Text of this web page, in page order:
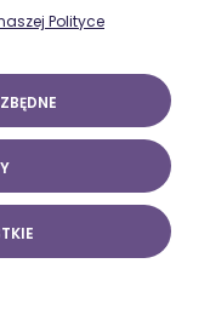
Polityce